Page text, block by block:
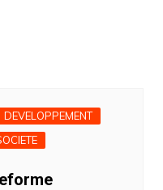
DEVELOPPEMENT